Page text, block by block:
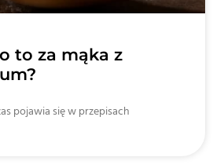
to za mąka z
pojawia się w przepisach